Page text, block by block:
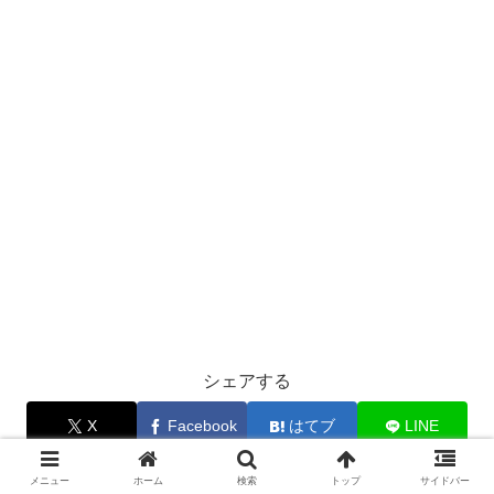
シェアする
X Facebook はてブ LINE
メニュー ホーム 検索 トップ サイドバー